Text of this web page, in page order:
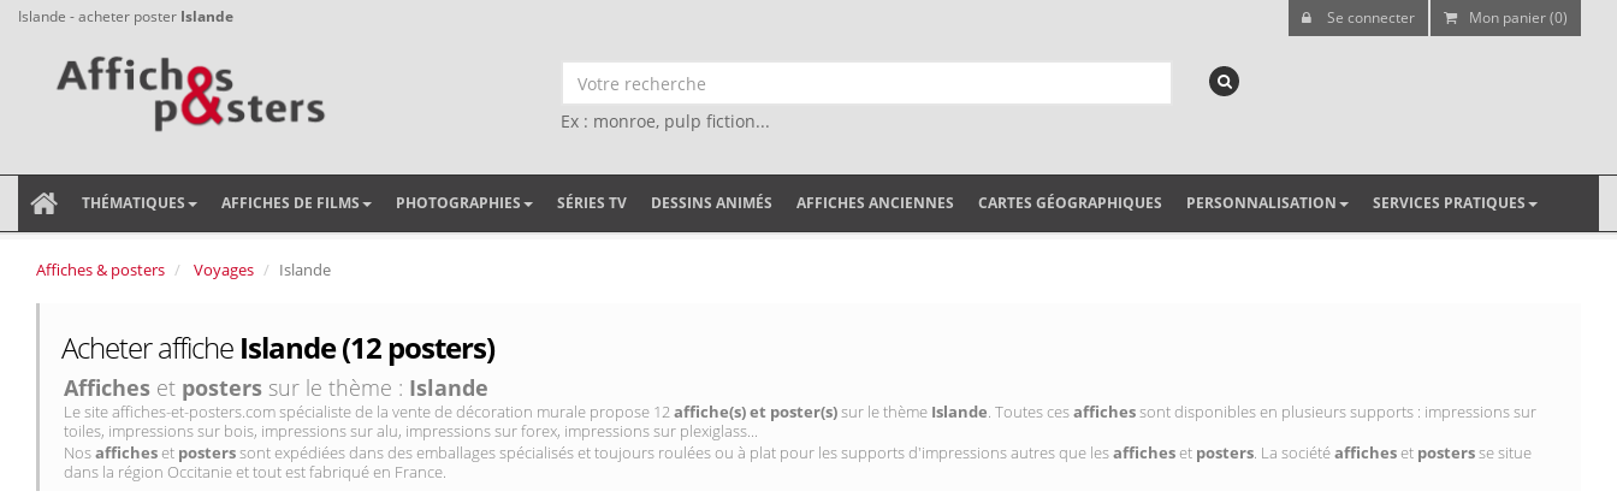
Islande - acheter poster Islande Se connecter Mon panier (0)
Ex : monroe, pulp fiction...
THÉMATIQUES AFFICHES DE FILMS PHOTOGRAPHIES SÉRIES TV DESSINS ANIMÉS AFFICHES ANCIENNES CARTES GÉOGRAPHIQUES PERSONNALISATION SERVICES PRATIQUES
Affiches & posters Voyages Islande
Acheter affiche Islande (12 posters)
Affiches et posters sur le thème : Islande
Le site affiches-et-posters.com spécialiste de la vente de décoration murale propose 12affiche(s) et poster(s)sur le thème Islande. Toutes cesaffichessont disponibles en plusieurs supports : impressions sur
toiles, impressions sur bois, impressions sur alu, impressions sur forex, impressions sur plexiglass...
Nosafficheset posterssont expédiées dans des emballages spécialisés et toujours roulées ou à plat pour les supports d'impressions autres que lesafficheset posters. La sociétéafficheset postersse situe
dans la région Occitanie et tout est fabriqué en France.